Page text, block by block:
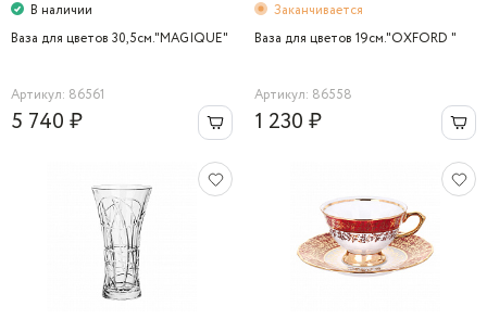
В наличии
Ваза для цветов 30,5см."MAGIQUE"
Артикул: 86561
5 740 ₽
Заканчивается
Ваза для цветов 19см."OXFORD "
Артикул: 86558
1 230 ₽